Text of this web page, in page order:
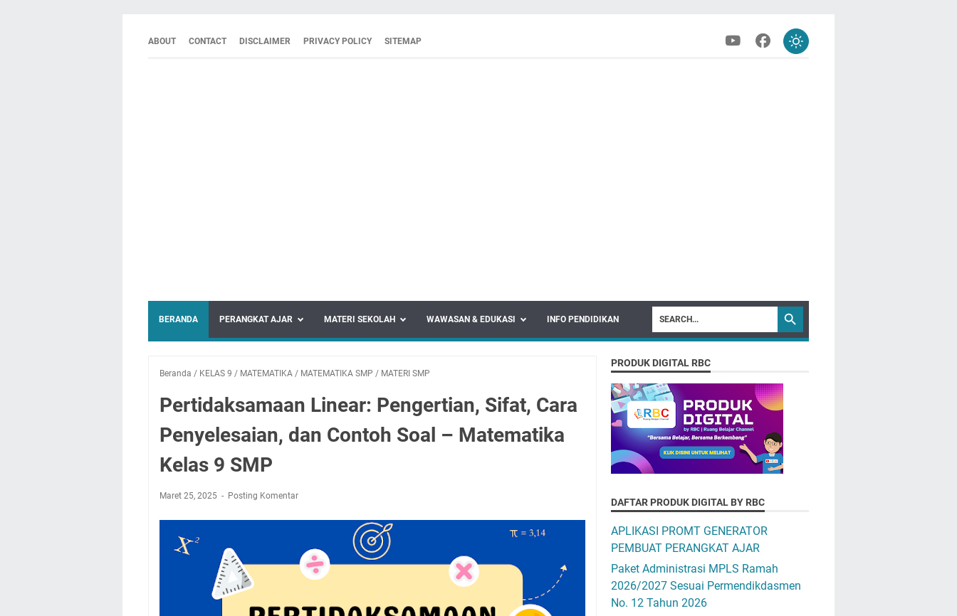
ABOUT CONTACT DISCLAIMER PRIVACY POLICY SITEMAP
BERANDA PERANGKAT AJAR MATERI SEKOLAH WAWASAN & EDUKASI INFO PENDIDIKAN
Beranda / KELAS 9 / MATEMATIKA / MATEMATIKA SMP / MATERI SMP
Pertidaksamaan Linear: Pengertian, Sifat, Cara
Penyelesaian, dan Contoh Soal – Matematika
Kelas 9 SMP
Maret 25, 2025 Posting Komentar
PRODUK DIGITAL RBC
DAFTAR PRODUK DIGITAL BY RBC
APLIKASI PROMT GENERATOR
PEMBUAT PERANGKAT AJAR
Paket Administrasi MPLS Ramah
2026/2027 Sesuai Permendikdasmen
No. 12 Tahun 2026